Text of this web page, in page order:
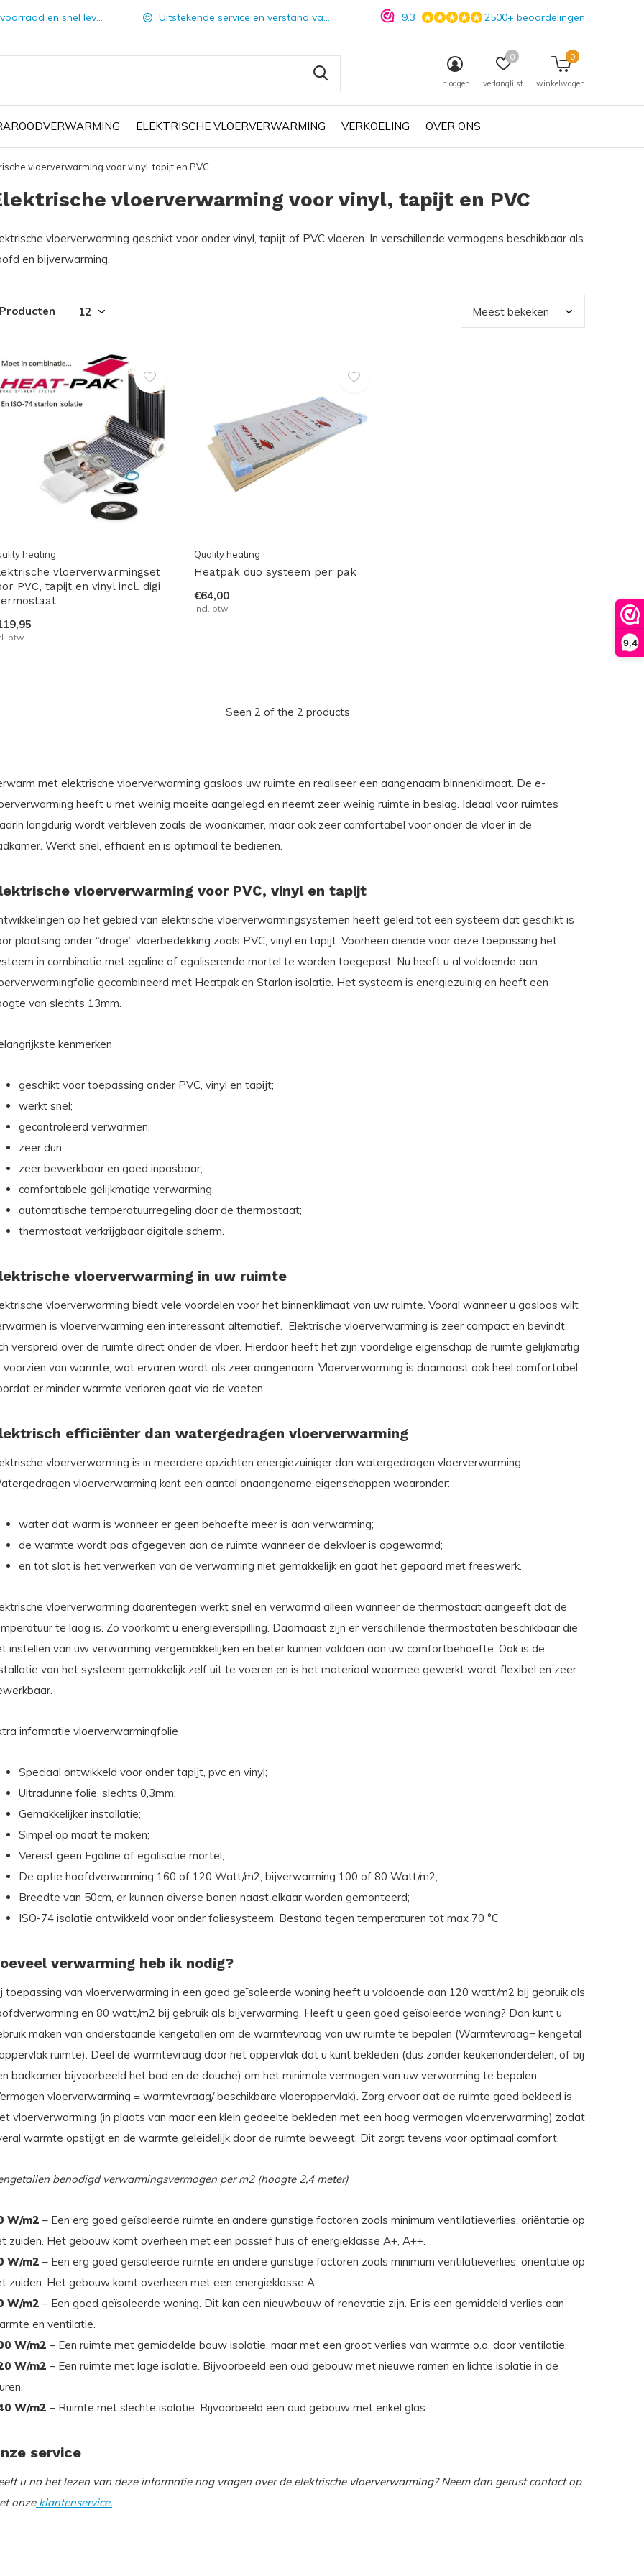
9,4
ELEKTRISCHE VLOERVERWARMING VERKOELING OVER ONS
inloggen verlanglijst
0
winkelwagen
0
en snel leverbaar Uitstekende service en verstand van zaken 9.3 2500+ beoordelingen
vloerverwarming voor vinyl, tapijt en PVC
vloerverwarming voor vinyl, tapijt en PVC
vloerverwarming geschikt voor onder vinyl, tapijt of PVC vloeren. In verschillende vermogens beschikbaar als
en bijverwarming.
heating
vloerverwarmingset
PVC, tapijt en vinyl incl. digi
btw
Quality heating
Heatpak duo systeem per pak
€64,00
Incl. btw
Seen 2 of the 2 products
met elektrische vloerverwarming gasloos uw ruimte en realiseer een aangenaam binnenklimaat. De e-
heeft u met weinig moeite aangelegd en neemt zeer weinig ruimte in beslag. Ideaal voor ruimtes
langdurig wordt verbleven zoals de woonkamer, maar ook zeer comfortabel voor onder de vloer in de
Werkt snel, efficiënt en is optimaal te bedienen.
vloerverwarming voor PVC, vinyl en tapijt
op het gebied van elektrische vloerverwarmingsystemen heeft geleid tot een systeem dat geschikt is
plaatsing onder ‘’droge’’ vloerbedekking zoals PVC, vinyl en tapijt. Voorheen diende voor deze toepassing het
in combinatie met egaline of egaliserende mortel te worden toegepast. Nu heeft u al voldoende aan
gecombineerd met Heatpak en Starlon isolatie. Het systeem is energiezuinig en heeft een
van slechts 13mm.
kenmerken
geschikt voor toepassing onder PVC, vinyl en tapijt;
werkt snel;
gecontroleerd verwarmen;
zeer dun;
zeer bewerkbaar en goed inpasbaar;
comfortabele gelijkmatige verwarming;
automatische temperatuurregeling door de thermostaat;
thermostaat verkrijgbaar digitale scherm.
vloerverwarming in uw ruimte
vloerverwarming biedt vele voordelen voor het binnenklimaat van uw ruimte. Vooral wanneer u gasloos wilt
is vloerverwarming een interessant alternatief. Elektrische vloerverwarming is zeer compact en bevindt
verspreid over de ruimte direct onder de vloer. Hierdoor heeft het zijn voordelige eigenschap de ruimte gelijkmatig
voorzien van warmte, wat ervaren wordt als zeer aangenaam. Vloerverwarming is daarnaast ook heel comfortabel
er minder warmte verloren gaat via de voeten.
efficiënter dan watergedragen vloerverwarming
vloerverwarming is in meerdere opzichten energiezuiniger dan watergedragen vloerverwarming.
vloerverwarming kent een aantal onaangename eigenschappen waaronder:
water dat warm is wanneer er geen behoefte meer is aan verwarming;
de warmte wordt pas afgegeven aan de ruimte wanneer de dekvloer is opgewarmd;
en tot slot is het verwerken van de verwarming niet gemakkelijk en gaat het gepaard met freeswerk.
vloerverwarming daarentegen werkt snel en verwarmd alleen wanneer de thermostaat aangeeft dat de
te laag is. Zo voorkomt u energieverspilling. Daarnaast zijn er verschillende thermostaten beschikbaar die
instellen van uw verwarming vergemakkelijken en beter kunnen voldoen aan uw comfortbehoefte. Ook is de
van het systeem gemakkelijk zelf uit te voeren en is het materiaal waarmee gewerkt wordt flexibel en zeer
informatie vloerverwarmingfolie
Speciaal ontwikkeld voor onder tapijt, pvc en vinyl;
Ultradunne folie, slechts 0,3mm;
Gemakkelijker installatie;
Simpel op maat te maken;
Vereist geen Egaline of egalisatie mortel;
De optie hoofdverwarming 160 of 120 Watt/m2, bijverwarming 100 of 80 Watt/m2;
Breedte van 50cm, er kunnen diverse banen naast elkaar worden gemonteerd;
ISO-74 isolatie ontwikkeld voor onder foliesysteem. Bestand tegen temperaturen tot max 70 °C
verwarming heb ik nodig?
toepassing van vloerverwarming in een goed geïsoleerde woning heeft u voldoende aan 120 watt/m2 bij gebruik als
en 80 watt/m2 bij gebruik als bijverwarming. Heeft u geen goed geïsoleerde woning? Dan kunt u
maken van onderstaande kengetallen om de warmtevraag van uw ruimte te bepalen (Warmtevraag= kengetal
ruimte). Deel de warmtevraag door het oppervlak dat u kunt bekleden (dus zonder keukenonderdelen, of bij
badkamer bijvoorbeeld het bad en de douche) om het minimale vermogen van uw verwarming te bepalen
vloerverwarming = warmtevraag/ beschikbare vloeroppervlak). Zorg ervoor dat de ruimte goed bekleed is
vloerverwarming (in plaats van maar een klein gedeelte bekleden met een hoog vermogen vloerverwarming) zodat
warmte opstijgt en de warmte geleidelijk door de ruimte beweegt. Dit zorgt tevens voor optimaal comfort.
benodigd verwarmingsvermogen per m2 (hoogte 2,4 meter)
W/m2 – Een erg goed geïsoleerde ruimte en andere gunstige factoren zoals minimum ventilatieverlies, oriëntatie op
zuiden. Het gebouw komt overheen met een passief huis of energieklasse A+, A++.
W/m2 – Een erg goed geïsoleerde ruimte en andere gunstige factoren zoals minimum ventilatieverlies, oriëntatie op
zuiden. Het gebouw komt overheen met een energieklasse A.
W/m2 – Een goed geïsoleerde woning. Dit kan een nieuwbouw of renovatie zijn. Er is een gemiddeld verlies aan
en ventilatie.
W/m2 – Een ruimte met gemiddelde bouw isolatie, maar met een groot verlies van warmte o.a. door ventilatie.
W/m2 – Een ruimte met lage isolatie. Bijvoorbeeld een oud gebouw met nieuwe ramen en lichte isolatie in de
W/m2 – Ruimte met slechte isolatie. Bijvoorbeeld een oud gebouw met enkel glas.
service
u na het lezen van deze informatie nog vragen over de elektrische vloerverwarming? Neem dan gerust contact op
onzeklantenservice.